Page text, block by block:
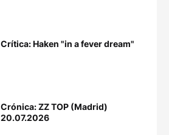
Crítica: Haken "in a fever dream"
Crónica: ZZ TOP (Madrid)
20.07.2026